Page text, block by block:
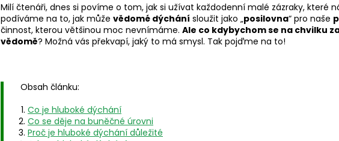
Milí čtenáři, dnes si povíme o tom, jak si užívat každodenní malé zázraky, které
podíváme na to, jak může vědomé dýchání sloužit jako „posilovna“ pro naše
činnost, kterou většinou moc nevnímáme. Ale co kdybychom se na chvilku
vědomě? Možná vás překvapí, jaký to má smysl. Tak pojďme na to!
Obsah článku:
Co je hluboké dýchání
Co se děje na buněčné úrovni
Proč je hluboké dýchání důležité